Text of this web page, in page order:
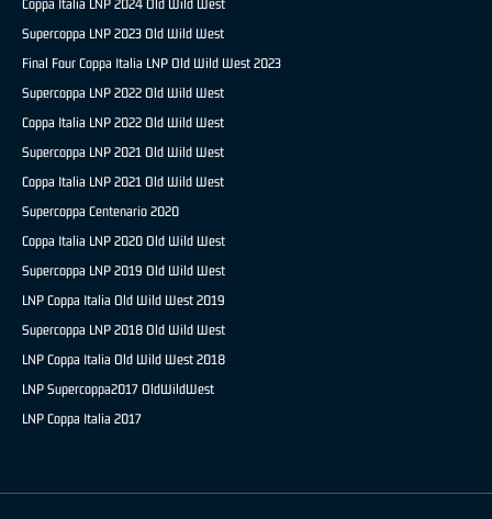
Coppa Italia LNP 2024 Old Wild West
Supercoppa LNP 2023 Old Wild West
Final Four Coppa Italia LNP Old Wild West 2023
Supercoppa LNP 2022 Old Wild West
Coppa Italia LNP 2022 Old Wild West
Supercoppa LNP 2021 Old Wild West
Coppa Italia LNP 2021 Old Wild West
Supercoppa Centenario 2020
Coppa Italia LNP 2020 Old Wild West
Supercoppa LNP 2019 Old Wild West
LNP Coppa Italia Old Wild West 2019
Supercoppa LNP 2018 Old Wild West
LNP Coppa Italia Old Wild West 2018
LNP Supercoppa2017 OldWildWest
LNP Coppa Italia 2017